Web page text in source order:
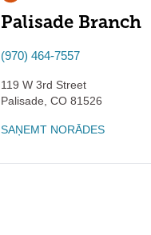
Palisade Branch
(970) 464-7557
119 W 3rd Street
Palisade CO 81526
SAŅEMT NORĀDES